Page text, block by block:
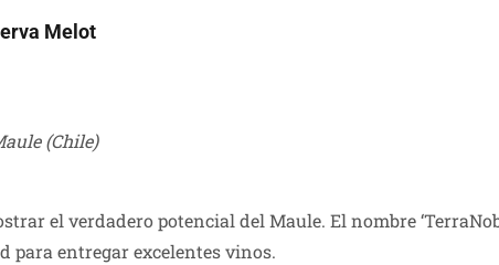
Melot
(Chile)
el verdadero potencial del Maule. El nombre
para entregar excelentes vinos.